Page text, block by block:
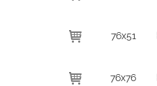
76x51
76x76